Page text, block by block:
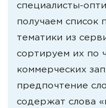
специалисты-
получаем список
тематики из
сортируем их по
коммерческих
предпочтение
содержат слова